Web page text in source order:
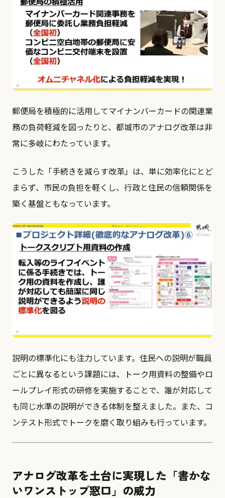
郵便局を積極的に活用してマイナンバーカードの関連業
務の負荷軽減を図ったりと、都城市のアナログ改革は非
常に多岐にわたっています。
こうした「手続きを減らす改革」は、単に効率化にとど
まらず、市民の負担を軽くし、行政と住民の信頼関係を
築く基盤ともなっています。
説明の標準化にも注力しています。住民への説明が職員
ごとに異なるという課題には、トーク用資料の整備やロ
ールプレイ形式の研修を実施することで、誰が対応して
も同じ水準の説明ができる体制を整えました。また、コ
ンテスト形式でトークを磨く取り組みも行っています。
アナログ改革を土台に実現した「書かな
いワンストップ窓口」の威力